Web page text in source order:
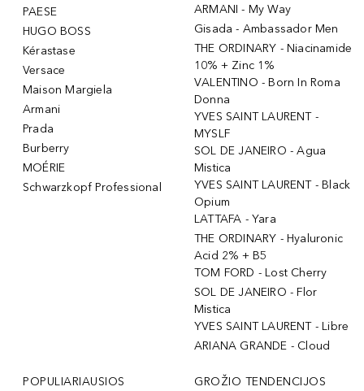
PAESE
HUGO BOSS
Kérastase
Versace
Maison Margiela
Armani
Prada
Burberry
MOÉRIE
Schwarzkopf Professional
ARMANI - My Way
Gisada - Ambassador Men
THE ORDINARY - Niacinamide
10% + Zinc 1%
VALENTINO - Born In Roma
Donna
YVES SAINT LAURENT -
MYSLF
SOL DE JANEIRO - Agua
Mistica
YVES SAINT LAURENT - Black
Opium
LATTAFA - Yara
THE ORDINARY - Hyaluronic
Acid 2% + B5
TOM FORD - Lost Cherry
SOL DE JANEIRO - Flor
Mistica
YVES SAINT LAURENT - Libre
ARIANA GRANDE - Cloud
POPULIARIAUSIOS
GROŽIO TENDENCIJOS